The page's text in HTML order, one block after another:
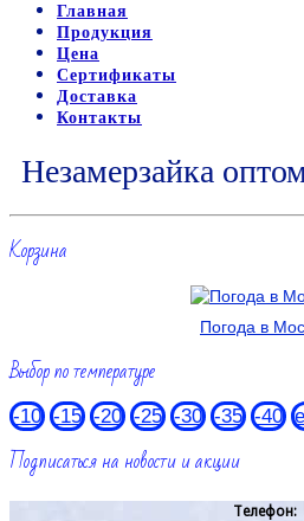
Главная
Продукция
Цена
Сертификаты
Доставка
Контакты
Незамерзайка
Корзина
Погода в
Выбор по температуре
-10 -15 -20 -25 -30 -35 -40
Подписаться на новости и акции
Телефон: